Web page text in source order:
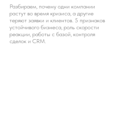
Разбираем, почему одни компании
растут во время кризиса, а другие
теряют заявки и клиентов. 5 признаков
устойчивого бизнеса, роль скорости
реакции, работы с базой, контроля
сделок и CRM.